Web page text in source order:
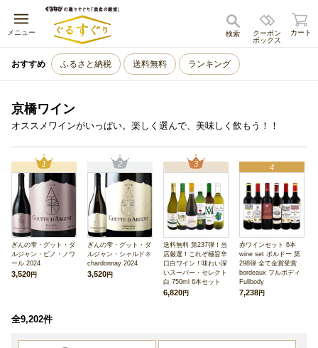
メニュー
キャンセル
クーポン
ボックス
検索 カート
おすすめ ふるさと納税 送料無料 ランキング
京橋ワイン
オススメワインがいっぱい。楽しく選んで、美味しく飲もう！！
1
ぎんの雫・グット・ダ
ルジャン・ピノ・ノワ
ール 2024
3,520 円
2
ぎんの雫・グット・ダ
ルジャン・シャルドネ
chardonnay 2024
3,520円
3
送料無料 第237弾！当
店厳選！これぞ極旨辛
口白ワイン！味わい深
いスーパー・セレクト
白 750ml 6本セット
6,820円
4
赤ワインセット 6本
wine set ボルドー 第
298弾 全て金賞受賞
bordeaux フルボディ
Fullbody
7,238円
全9,202件